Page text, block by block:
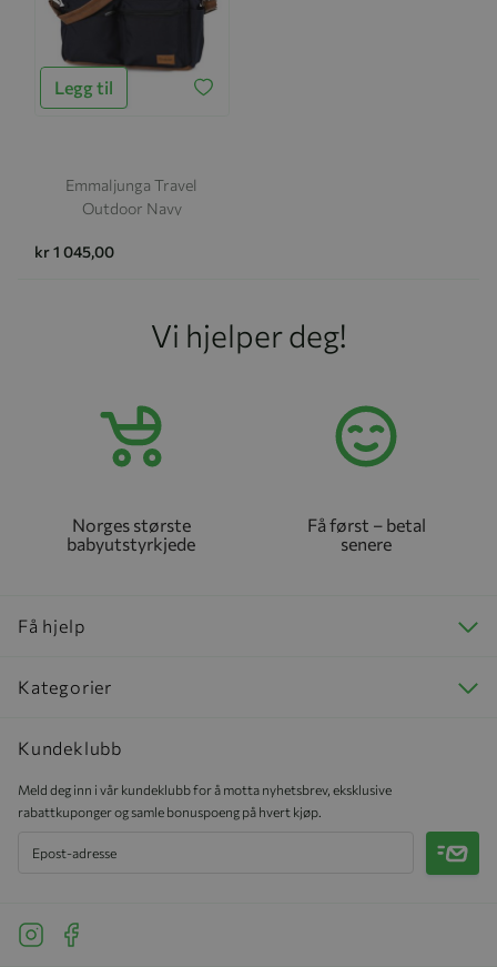
Legg til
Emmaljunga Travel
Outdoor Navy
kr 1 045,00
Vi hjelper deg!
Norges største
babyutstyrkjede
Få først – betal
senere
Få hjelp
Kategorier
Kundeklubb
Meld deg inn i vår kundeklubb for å motta nyhetsbrev, eksklusive
rabattkuponger og samle bonuspoeng på hvert kjøp.
Meld
See our Instagram
See our Facebook